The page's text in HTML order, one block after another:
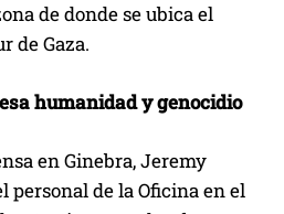
de donde se ubica el
de Gaza.
humanidad y genocidio
en Ginebra, Jeremy
personal de la Oficina en el